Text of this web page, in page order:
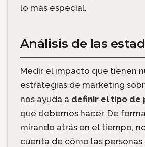
lo más especial.
Análisis de las
Medir el impacto que tienen
estrategias de marketing
nos ayuda a definir el tipo de
que debemos hacer. De
mirando atrás en el tiempo,
cuenta de cómo las